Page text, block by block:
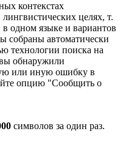
контекстах
целях, т.
в одном языке и вариантов
собраны автоматически
технологии поиска на
обнаружили
или иную ошибку в
опцию "Сообщить о
символов за один раз.